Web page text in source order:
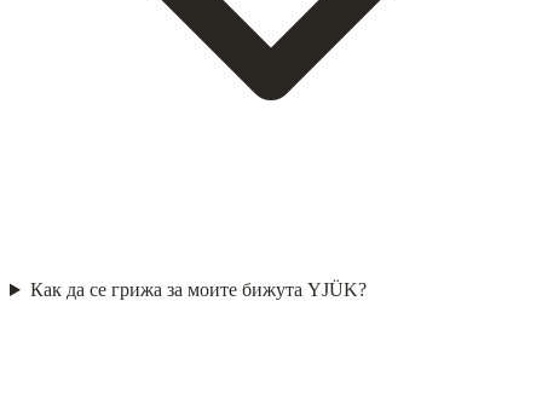
Как да се грижа за моите бижута YJÜK?